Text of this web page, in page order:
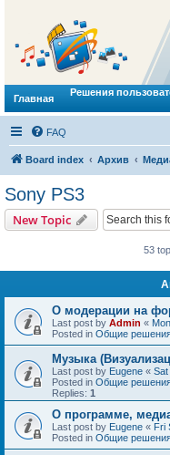
Главная
Решения
FAQ
Board index Архив
Sony PS3
New Topic
53
О модерации на
Last post by Admin «
Posted in Общие
Музыка
Last post by Eugene «
Posted in Общие
Replies: 1
О программе,
Last post by Eugene « Fri
Posted in Общие